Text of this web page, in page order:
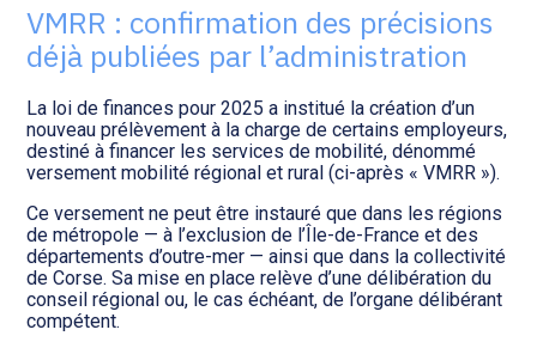
Transition numérique
VMRR : confirmation des précisions
déjà publiées par l’administration
La loi de finances pour 2025 a institué la création d’un
nouveau prélèvement à la charge de certains employeurs,
destiné à financer les services de mobilité, dénommé
versement mobilité régional et rural (ci-après « VMRR »).
Ce versement ne peut être instauré que dans les régions
de métropole — à l’exclusion de l’Île-de-France et des
départements d’outre-mer — ainsi que dans la collectivité
de Corse. Sa mise en place relève d’une délibération du
conseil régional ou, le cas échéant, de l’organe délibérant
compétent.